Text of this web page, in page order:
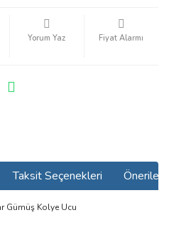
Yorum Yaz Fiyat Alarmı
Taksit Seçenekleri
Gümüş Kolye Ucu